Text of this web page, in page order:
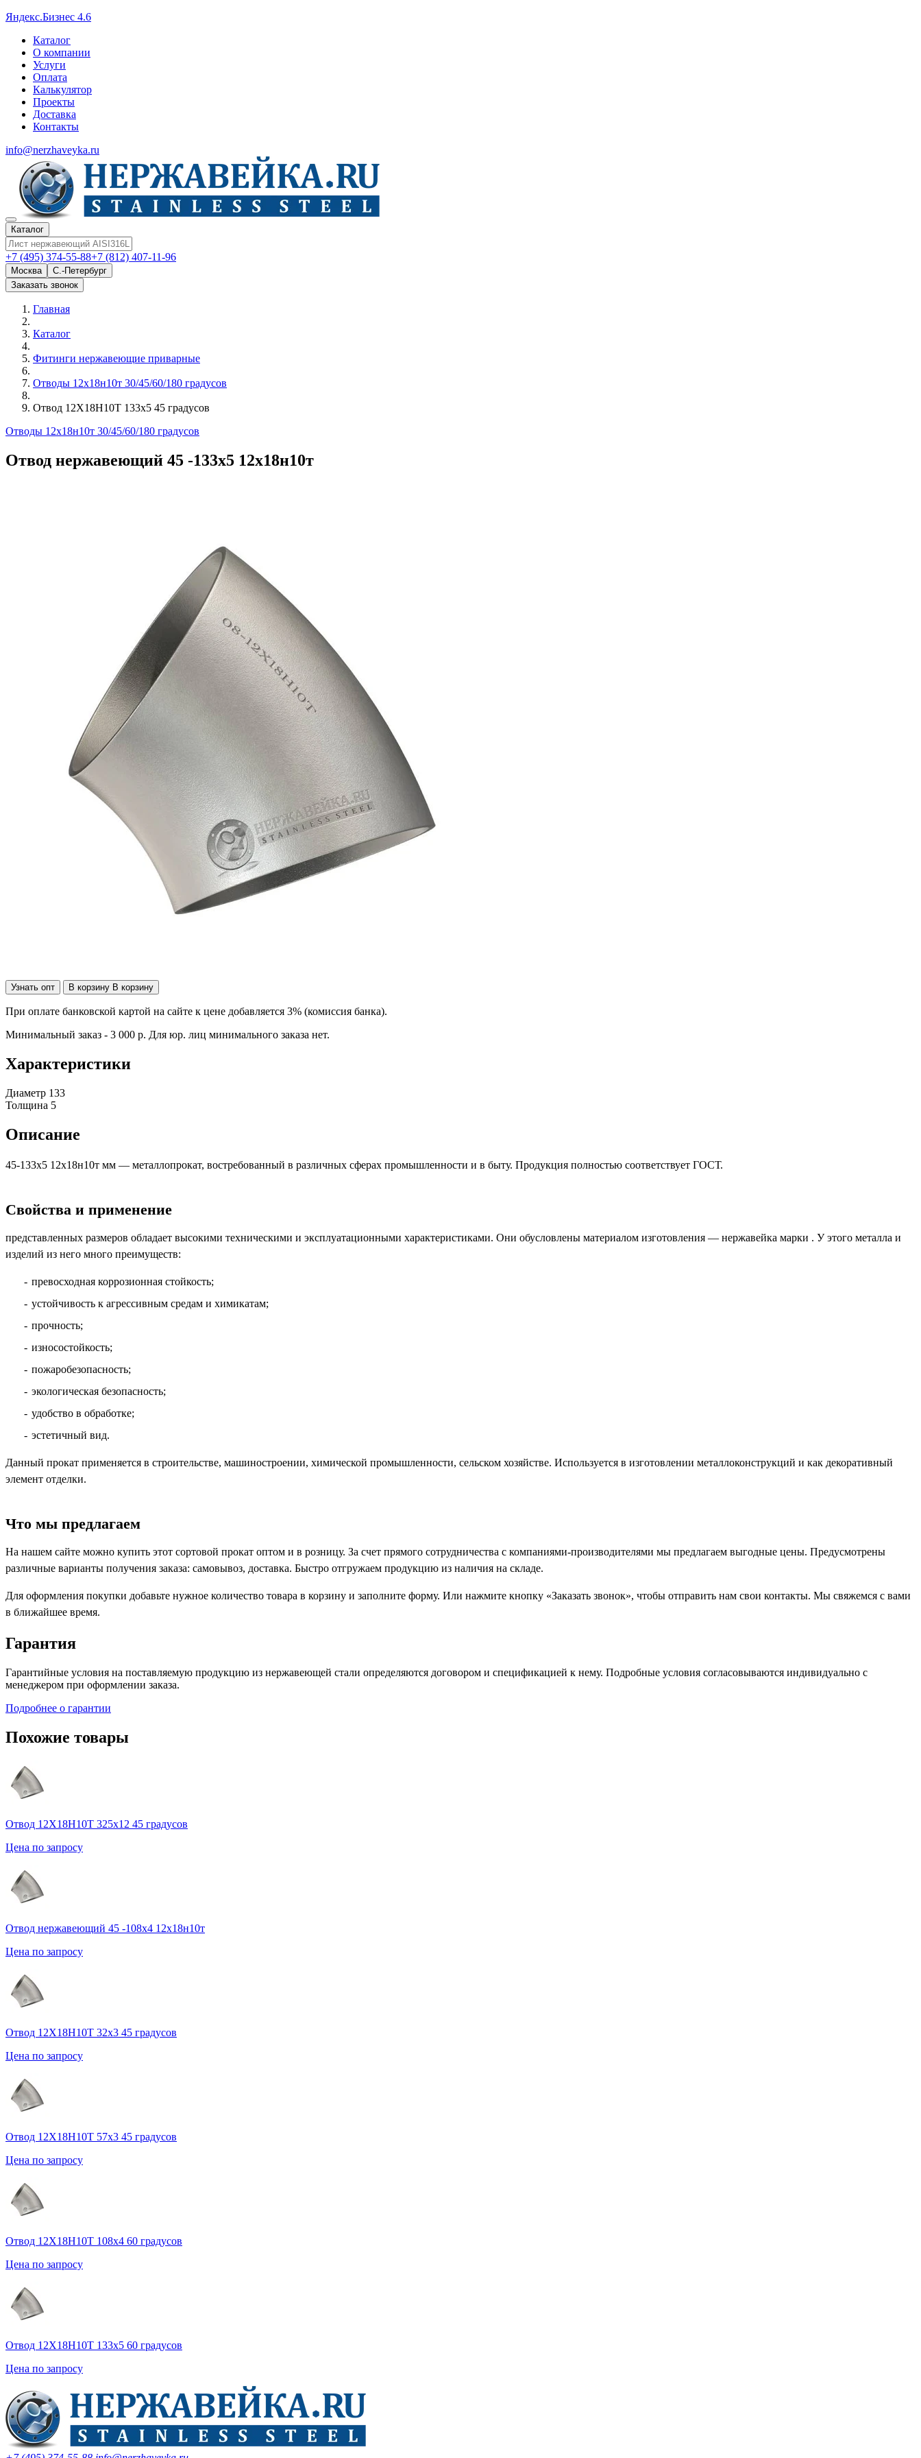
Яндекс.Бизнес 4.6
Каталог
О компании
Услуги
Оплата
Калькулятор
Проекты
Доставка
Контакты
info@nerzhaveyka.ru
Каталог
+7 (495) 374-55-88+7 (812) 407-11-96
Москва
С.-Петербург
Заказать звонок
Главная
Каталог
Фитинги нержавеющие приварные
Отводы 12х18н10т 30/45/60/180 градусов
Отвод 12Х18Н10Т 133х5 45 градусов
Отводы 12х18н10т 30/45/60/180 градусов
Отвод нержавеющий 45 -133х5 12х18н10т
Узнать опт В корзину В корзину
При оплате банковской картой на сайте к цене добавляется 3% (комиссия банка).
Минимальный заказ - 3 000 р. Для юр. лиц минимального заказа нет.
Характеристики
Диаметр 133
Толщина 5
Описание
45-133х5 12х18н10т мм — металлопрокат, востребованный в различных сферах промышленности и в быту. Продукция полностью соответствует ГОСТ.
Свойства и применение
представленных размеров обладает высокими техническими и эксплуатационными характеристиками. Они обусловлены материалом изготовления — нержавейка марки . У этого металла и
изделий из него много преимуществ:
превосходная коррозионная стойкость;
устойчивость к агрессивным средам и химикатам;
прочность;
износостойкость;
пожаробезопасность;
экологическая безопасность;
удобство в обработке;
эстетичный вид.
Данный прокат применяется в строительстве, машиностроении, химической промышленности, сельском хозяйстве. Используется в изготовлении металлоконструкций и как декоративный
элемент отделки.
Что мы предлагаем
На нашем сайте можно купить этот сортовой прокат оптом и в розницу. За счет прямого сотрудничества с компаниями-производителями мы предлагаем выгодные цены. Предусмотрены
различные варианты получения заказа: самовывоз, доставка. Быстро отгружаем продукцию из наличия на складе.
Для оформления покупки добавьте нужное количество товара в корзину и заполните форму. Или нажмите кнопку «Заказать звонок», чтобы отправить нам свои контакты. Мы свяжемся с вами
в ближайшее время.
Гарантия
Гарантийные условия на поставляемую продукцию из нержавеющей стали определяются договором и спецификацией к нему. Подробные условия согласовываются индивидуально с
менеджером при оформлении заказа.
Подробнее о гарантии
Похожие товары
Отвод 12Х18Н10Т 325х12 45 градусов
Цена по запросу
Отвод нержавеющий 45 -108х4 12х18н10т
Цена по запросу
Отвод 12Х18Н10Т 32х3 45 градусов
Цена по запросу
Отвод 12Х18Н10Т 57х3 45 градусов
Цена по запросу
Отвод 12Х18Н10Т 108х4 60 градусов
Цена по запросу
Отвод 12Х18Н10Т 133х5 60 градусов
Цена по запросу